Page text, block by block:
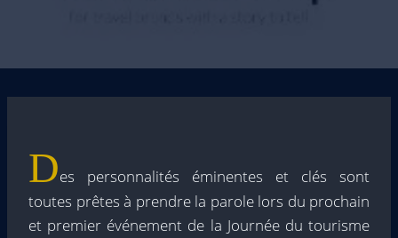
Des personnalités éminentes et clés sont
toutes prêtes à prendre la parole lors du prochain
et premier événement de la Journée du tourisme